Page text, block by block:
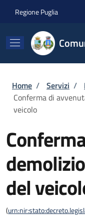
Regione Puglia
Briciole di
Home / Servizi /
Conferma di
veicolo
del
(